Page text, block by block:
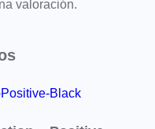
valoración.